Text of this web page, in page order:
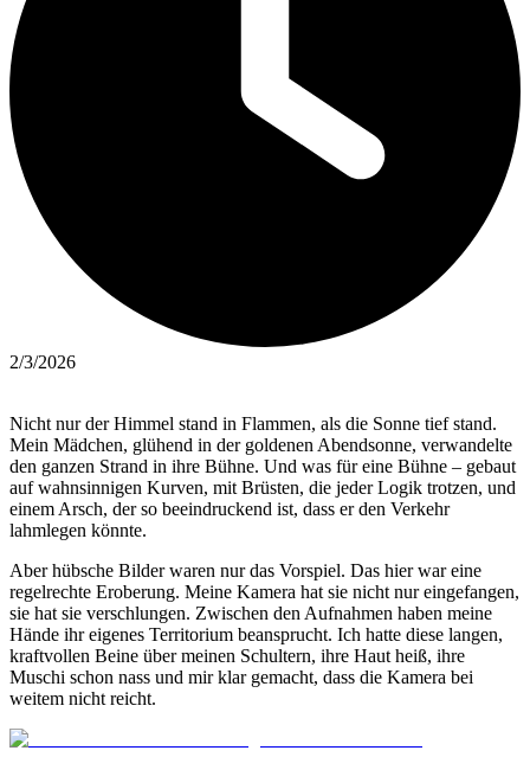
2/3/2026
Nicht nur der Himmel stand in Flammen, als die Sonne tief stand.
Mein Mädchen, glühend in der goldenen Abendsonne, verwandelte
den ganzen Strand in ihre Bühne. Und was für eine Bühne – gebaut
auf wahnsinnigen Kurven, mit Brüsten, die jeder Logik trotzen, und
einem Arsch, der so beeindruckend ist, dass er den Verkehr
lahmlegen könnte.
Aber hübsche Bilder waren nur das Vorspiel. Das hier war eine
regelrechte Eroberung. Meine Kamera hat sie nicht nur eingefangen,
sie hat sie verschlungen. Zwischen den Aufnahmen haben meine
Hände ihr eigenes Territorium beansprucht. Ich hatte diese langen,
kraftvollen Beine über meinen Schultern, ihre Haut heiß, ihre
Muschi schon nass und mir klar gemacht, dass die Kamera bei
weitem nicht reicht.